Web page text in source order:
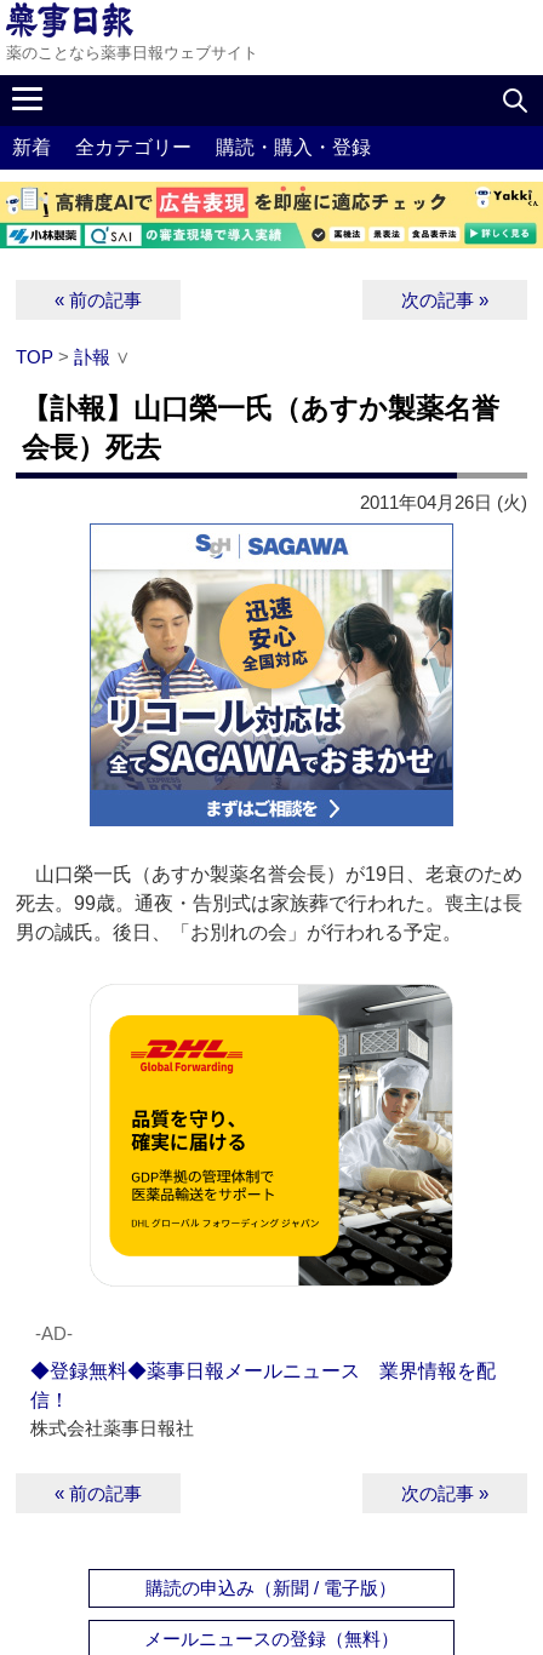
薬のことなら薬事日報ウェブサイト
新着 全カテゴリー 購読・購入・登録
« 前の記事 次の記事 »
TOP >訃報 ∨
【訃報】山口榮一氏（あすか製薬名誉
会長）死去
2011年04月26日 (火)
山口榮一氏（あすか製薬名誉会長）が19日、老衰のため
死去。99歳。通夜・告別式は家族葬で行われた。喪主は長
男の誠氏。後日、「お別れの会」が行われる予定。
‐AD‐
◆登録無料◆薬事日報メールニュース 業界情報を配
信！
株式会社薬事日報社
« 前の記事 次の記事 »
購読の申込み（新聞 / 電子版）
メールニュースの登録（無料）